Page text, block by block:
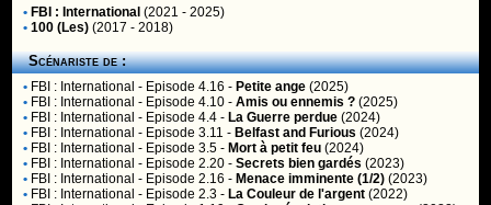
• FBI : International (2021 - 2025)
• 100 (Les) (2017 - 2018)
Scénariste de :
• FBI : International - Episode 4.16 - Petite ange (2025)
• FBI : International - Episode 4.10 -Amis ou ennemis ? (2025)
• FBI : International - Episode 4.4 - La Guerre perdue (2024)
• FBI : International - Episode 3.11 - Belfast and Furious (2024)
• FBI : International - Episode 3.5 - Mort à petit feu (2024)
• FBI : International - Episode 2.20 -Secrets bien gardés (2023)
• FBI : International - Episode 2.16 - Menace imminente (1/2) (2023)
• FBI : International - Episode 2.3 - La Couleur de l'argent (2022)